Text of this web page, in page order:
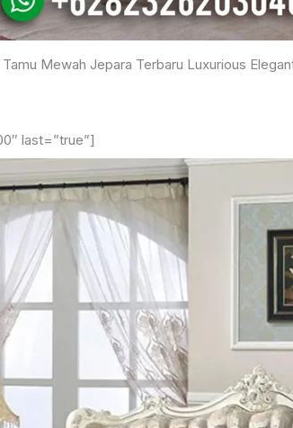
Mewah Jepara Terbaru Luxurious
last=”true”]